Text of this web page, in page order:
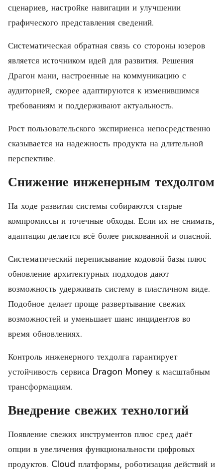
сценариев, настройке навигации и улучшении
графического представления сведений.
Систематическая обратная связь со стороны юзеров
является источником идей для развития. Решения
Драгон мани, настроенные на коммуникацию с
аудиторией, скорее адаптируются к изменившимся
требованиям и поддерживают актуальность.
Рост пользовательского экспириенса непосредственно
сказывается на надежность продукта на длительной
перспективе.
Снижение инженерным техдолгом
На ходе развития системы собираются старые
компромиссы и точечные обходы. Если их не снимать,
адаптация делается всё более рискованной и опасной.
Систематический переписывание кодовой базы плюс
обновление архитектурных подходов дают
возможность удерживать систему в пластичном виде.
Подобное делает проще развертывание свежих
возможностей и уменьшает шанс инцидентов во
время обновлениях.
Контроль инженерного техдолга гарантирует
устойчивость сервиса Dragon Money к масштабным
трансформациям.
Внедрение свежих технологий
Появление свежих инструментов плюс сред даёт
опции в увеличения функциональности цифровых
продуктов. Cloud платформы, роботизация действий и